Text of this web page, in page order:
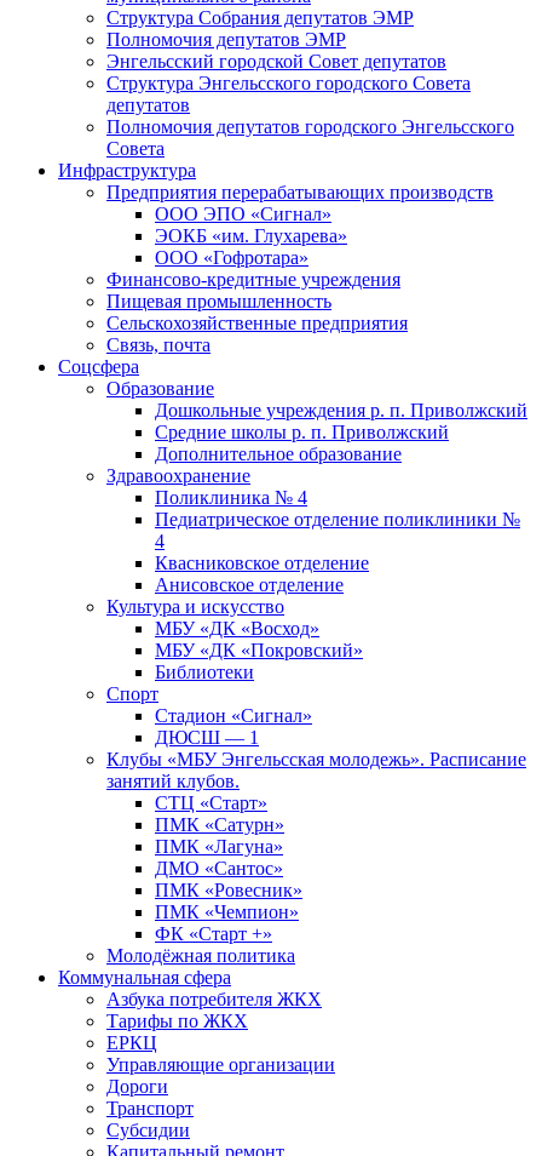
Структура Собрания депутатов ЭМР
Полномочия депутатов ЭМР
Энгельсский городской Совет депутатов
Структура Энгельсского городского Совета
депутатов
Полномочия депутатов городского Энгельсского
Совета
Инфраструктура
Предприятия перерабатывающих производств
ООО ЭПО «Сигнал»
ЭОКБ «им. Глухарева»
ООО «Гофротара»
Финансово-кредитные учреждения
Пищевая промышленность
Сельскохозяйственные предприятия
Связь, почта
Соцсфера
Образование
Дошкольные учреждения р. п. Приволжский
Средние школы р. п. Приволжский
Дополнительное образование
Здравоохранение
Поликлиника № 4
Педиатрическое отделение поликлиники №
4
Квасниковское отделение
Анисовское отделение
Культура и искусство
МБУ «ДК «Восход»
МБУ «ДК «Покровский»
Библиотеки
Спорт
Стадион «Сигнал»
ДЮСШ — 1
Клубы «МБУ Энгельсская молодежь». Расписание
занятий клубов.
СТЦ «Старт»
ПМК «Сатурн»
ПМК «Лагуна»
ДМО «Сантос»
ПМК «Ровесник»
ПМК «Чемпион»
ФК «Старт +»
Молодёжная политика
Коммунальная сфера
Азбука потребителя ЖКХ
Тарифы по ЖКХ
ЕРКЦ
Управляющие организации
Дороги
Транспорт
Субсидии